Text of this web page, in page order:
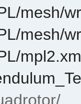
mesh/
mesh/